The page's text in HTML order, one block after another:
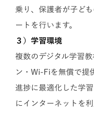
乗り、保護者が子ど
ートを行います。
３）学習環境
複数のデジタル学習
ン・Wi-Fiを無償で提
進捗に最適化した学
にインターネットを